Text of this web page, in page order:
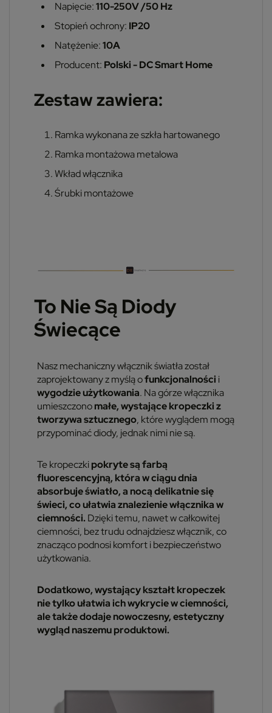
Napięcie:110-250V /50 Hz
Stopień ochrony: IP20
Natężenie:10A
Producent: Polski - DC Smart Home
Zestaw zawiera:
Ramka wykonana ze szkła hartowanego
Ramka montażowa metalowa
Wkład włącznika
Śrubki montażowe
To Nie Są Diody
Świecące
Nasz mechaniczny włącznik światła został
zaprojektowany z myślą ofunkcjonalności i
wygodzie użytkowania. Na górze włącznika
umieszczonomałe, wystające kropeczki z
tworzywa sztucznego, które wyglądem mogą
przypominać diody, jednak nimi nie są.
Te kropeczkipokryte są farbą
fluorescencyjną, która w ciągu dnia
absorbuje światło, a nocą delikatnie się
świeci, co ułatwia znalezienie włącznika w
ciemności. Dzięki temu, nawet w całkowitej
ciemności, bez trudu odnajdziesz włącznik, co
znacząco podnosi komfort i bezpieczeństwo
użytkowania.
Dodatkowo, wystający kształt kropeczek
nie tylko ułatwia ich wykrycie w ciemności,
ale także dodaje nowoczesny, estetyczny
wygląd naszemu produktowi.